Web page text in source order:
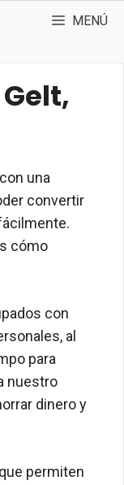
MENÚ
una
convertir
cómo
con
al
para
nuestro
dinero y
permiten